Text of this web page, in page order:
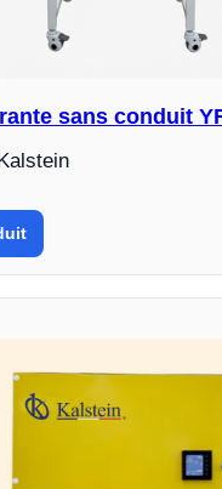
sans conduit